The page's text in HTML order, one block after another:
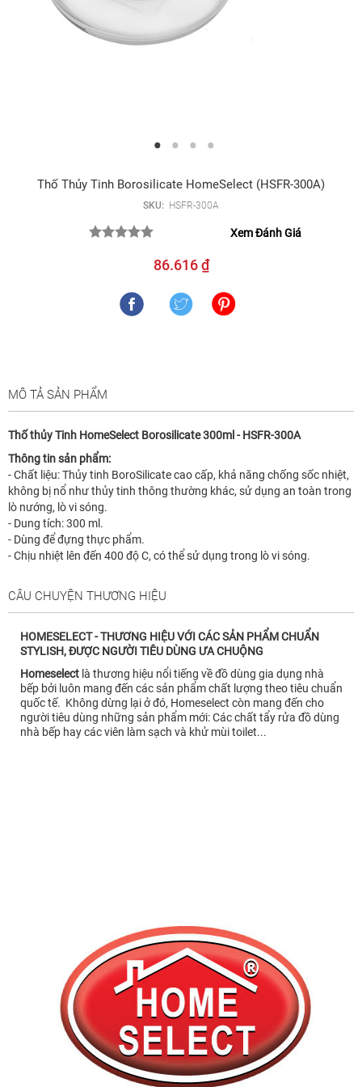
Thố Thủy Tinh Borosilicate HomeSelect (HSFR-300A)
SKU: HSFR-300A
Xem Đánh Giá
86.616 ₫
MÔ TẢ SẢN PHẨM
Thố thủy Tinh HomeSelect Borosilicate 300ml - HSFR-300A
Thông tin sản phẩm:
- Chất liệu: Thủy tinh BoroSilicate cao cấp, khả năng chống sốc nhiệt,
không bị nổ như thủy tinh thông thường khác, sử dụng an toàn trong
lò nướng, lò vi sóng.
- Dung tích: 300 ml.
- Dùng để đựng thực phẩm.
- Chịu nhiệt lên đến 400 độ C, có thể sử dụng trong lò vi sóng.
CÂU CHUYỆN THƯƠNG HIỆU
HOMESELECT - THƯƠNG HIỆU VỚI CÁC SẢN PHẨM CHUẨN
STYLISH, ĐƯỢC NGƯỜI TIÊU DÙNG ƯA CHUỘNG
Homeselect là thương hiệu nổi tiếng về đồ dùng gia dụng nhà
bếp bởi luôn mang đến các sản phẩm chất lượng theo tiêu chuẩn
quốc tế. Không dừng lại ở đó, Homeselect còn mang đến cho
người tiêu dùng những sản phẩm mới: Các chất tẩy rửa đồ dùng
nhà bếp hay các viên làm sạch và khử mùi toilet...